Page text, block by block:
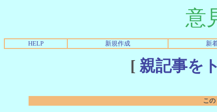
意
HELP 新規作成 新
[ 親記事を
こ